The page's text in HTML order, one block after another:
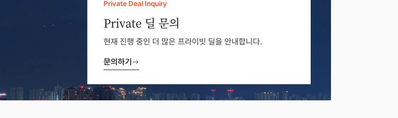
Private Deal Inquiry
Private 딜 문의
현재 진행 중인 더 많은 프라이빗 딜을 안내합니다.
문의하기